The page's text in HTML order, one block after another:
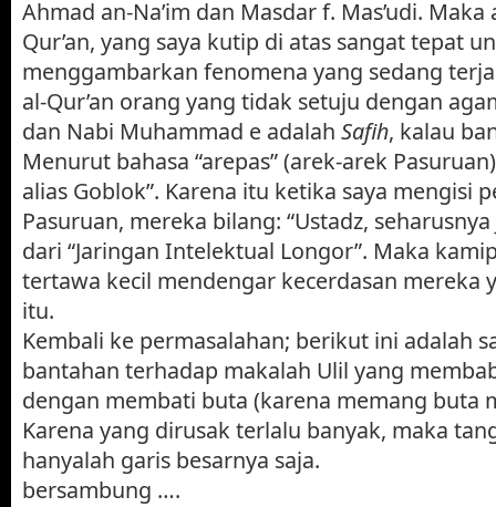
Ahmad an-Na’im dan Masdar f. Mas’udi. Maka
Qur’an, yang saya kutip di atas sangat tepat
menggambarkan fenomena yang sedang
al-Qur’an orang yang tidak setuju dengan
dan Nabi Muhammad e adalah Safih, kalau
Menurut bahasa “arepas” (arek-arek
alias Goblok”. Karena itu ketika saya mengisi
Pasuruan, mereka bilang: “Ustadz,
dari “Jaringan Intelektual Longor”. Maka
tertawa kecil mendengar kecerdasan mereka
itu.
Kembali ke permasalahan; berikut ini adalah
bantahan terhadap makalah Ulil yang
dengan membati buta (karena memang buta
Karena yang dirusak terlalu banyak, maka
hanyalah garis besarnya saja.
bersambung ….